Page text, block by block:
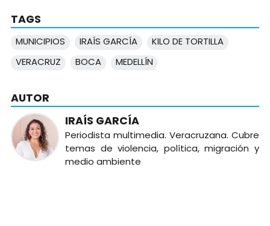
TAGS
MUNICIPIOS IRAÍS GARCÍA
KILO DE TORTILLA
VERACRUZ
BOCA MEDELLÍN
AUTOR
IRAÍS GARCÍA
Periodista multimedia. Veracruzana. Cubre
temas de violencia, política, migración y
medio ambiente